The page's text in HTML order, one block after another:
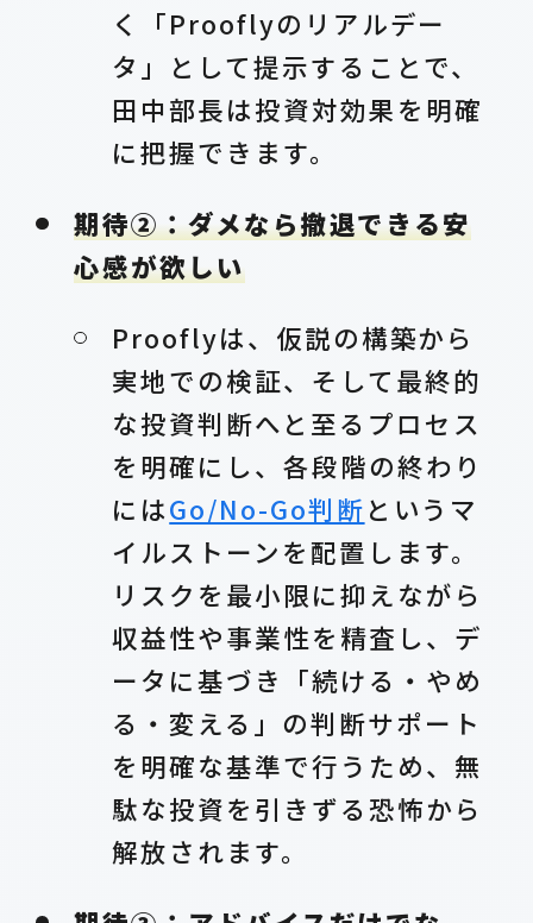
く「Prooflyのリアルデー
タ」として提示することで、
田中部長は投資対効果を明確
に把握できます。
期待②：ダメなら撤退できる安
心感が欲しい
Prooflyは、仮説の構築から
実地での検証、そして最終的
な投資判断へと至るプロセス
を明確にし、各段階の終わり
にはGo/No-Go判断というマ
イルストーンを配置します。
リスクを最小限に抑えながら
収益性や事業性を精査し、デ
ータに基づき「続ける・やめ
る・変える」の判断サポート
を明確な基準で行うため、無
駄な投資を引きずる恐怖から
解放されます。